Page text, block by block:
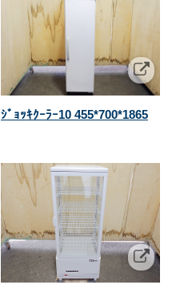
ｼﾞｮｯｷｸｰﾗｰ10 455*700*1865